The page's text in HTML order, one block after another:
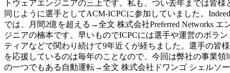
トウェアエンジニアの三上です。私も、つい去年までは皆様
同じように選手としてACM-ICPCに参加していました。Indeed
では、月間2億を超える→全文 株式会社Preferred Networks エ
ジニアの楠本です。早いものでICPCには選手や運営のボラン
ティアなどで関わり続けて9年近くが経ちました。選手の皆様
を応援しているのは毎年のことなので、今回は弊社の事業領
の一つでもある自動運転→全文 株式会社ドワンゴ シェルソー